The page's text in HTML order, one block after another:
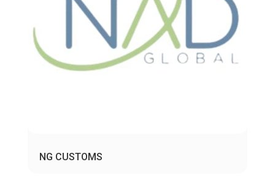
NG CUSTOMS